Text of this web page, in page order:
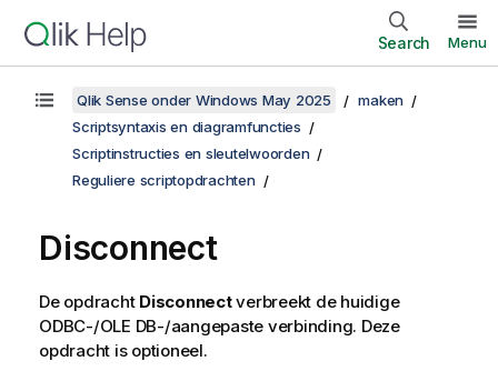
Search Menu
Qlik Sense onder Windows May 2025
maken
Scriptsyntaxis en diagramfuncties
Scriptinstructies en sleutelwoorden
Reguliere scriptopdrachten
Disconnect
De opdracht Disconnectverbreekt de huidige
ODBC-/OLE DB-/aangepaste verbinding. Deze
opdracht is optioneel.